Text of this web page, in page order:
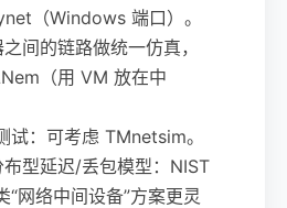
（Windows 端口）。
间的链路做统一仿真，
（用 VM 放在中
试：可考虑 TMnetsim。
型延迟/丢包模型：NIST
网络中间设备”方案更灵